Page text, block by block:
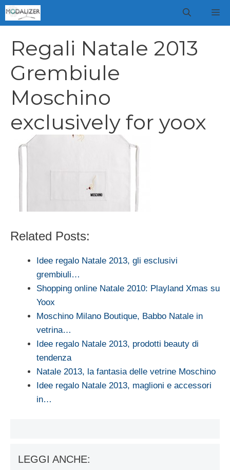
Vai
al
Regali Natale 2013
Grembiule
Moschino
exclusively for yoox
Related Posts:
Idee regalo Natale 2013, gli esclusivi
grembiuli…
Shopping online Natale 2010: Playland Xmas su
Yoox
Moschino Milano Boutique, Babbo Natale in
vetrina…
Idee regalo Natale 2013, prodotti beauty di
tendenza
Natale 2013, la fantasia delle vetrine Moschino
Idee regalo Natale 2013, maglioni e accessori
in…
LEGGI ANCHE: